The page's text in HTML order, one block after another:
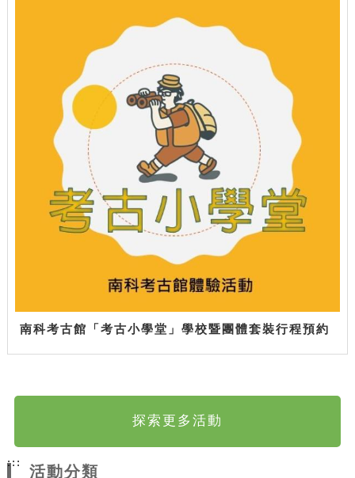
南科考古館「考古小學堂」學校暨團體套裝行程預約
探索更多活動
:::
活動分類